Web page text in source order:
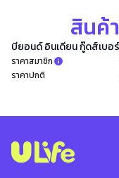
สินค้
บียอนด์ อินเดียน กู๊ดส์เบอ
ราคาสมาชิก
ราคาปกติ